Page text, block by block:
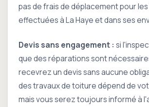
pas de frais de déplacement pour
effectuées à La Haye et dans ses
Devis sans engagement : si
que des réparations sont
recevrez un devis sans aucune
des travaux de toiture dépend de
mais vous serez toujours informé à